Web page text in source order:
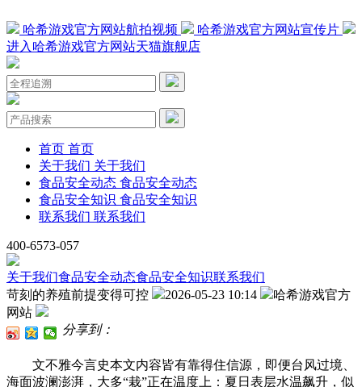
哈希游戏官方网站航拍视频
哈希游戏官方网站宣传片
进入哈希游戏官方网站天猫旗舰店
首页 首页
关于我们 关于我们
食品安全动态 食品安全动态
食品安全知识 食品安全知识
联系我们 联系我们
400-6573-057
关于我们食品安全动态食品安全知识联系我们
苛刻的养殖前提变得可控
2026-05-23 10:14
哈希游戏官方
网站
分享到：
文不雅今言史本文内容皆有靠得住信源，即便台风过境、
海面波澜澎湃，大多“栽”正在温度上：夏日表层水温飙升，似